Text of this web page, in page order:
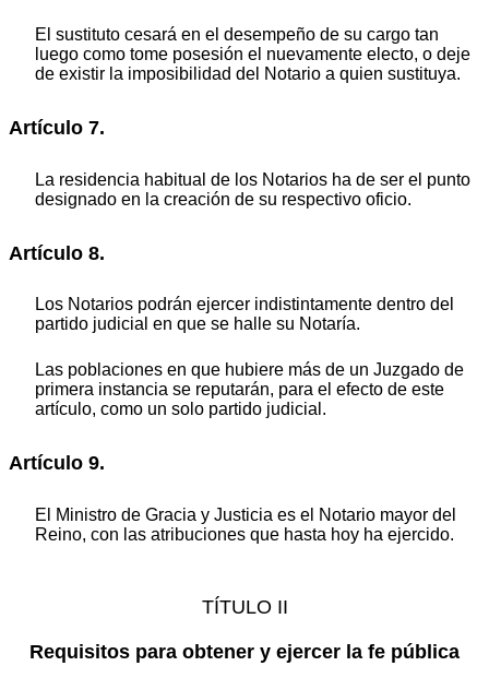
El sustituto cesará en el desempeño de su cargo tan
luego como tome posesión el nuevamente electo, o deje
de existir la imposibilidad del Notario a quien sustituya.
Artículo 7.
La residencia habitual de los Notarios ha de ser el punto
designado en la creación de su respectivo oficio.
Artículo 8.
Los Notarios podrán ejercer indistintamente dentro del
partido judicial en que se halle su Notaría.
Las poblaciones en que hubiere más de un Juzgado de
primera instancia se reputarán, para el efecto de este
artículo, como un solo partido judicial.
Artículo 9.
El Ministro de Gracia y Justicia es el Notario mayor del
Reino, con las atribuciones que hasta hoy ha ejercido.
TÍTULO II
Requisitos para obtener y ejercer la fe pública